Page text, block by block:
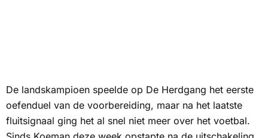
De landskampioen speelde op De Herdgang het eerste
oefenduel van de voorbereiding, maar na het laatste
fluitsignaal ging het al snel niet meer over het voetbal.